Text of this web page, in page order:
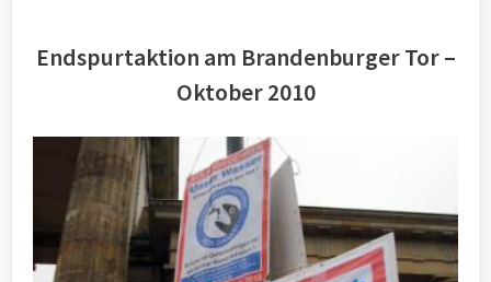
Endspurtaktion am Brandenburger Tor –
Oktober 2010